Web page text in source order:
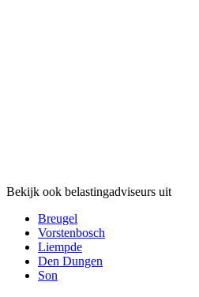
Bekijk ook belastingadviseurs uit
Breugel
Vorstenbosch
Liempde
Den Dungen
Son